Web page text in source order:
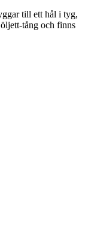
till ett hål i tyg,
tång och finns